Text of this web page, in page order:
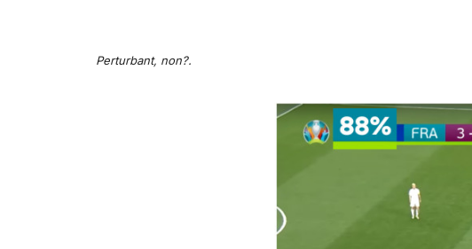
Perturbant, non?.